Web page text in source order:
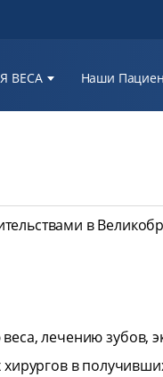
ВЕСА Наши
в
лечению зубов,
в